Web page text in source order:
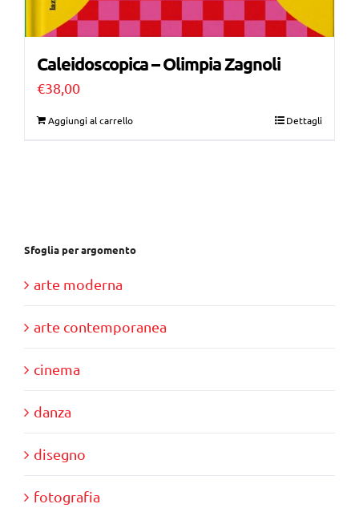
Caleidoscopica – Olimpia Zagnoli
€38,00
Aggiungi al carrello Dettagli
Sfoglia per argomento
arte moderna
arte contemporanea
cinema
danza
disegno
fotografia